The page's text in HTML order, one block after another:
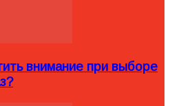
внимание при выборе